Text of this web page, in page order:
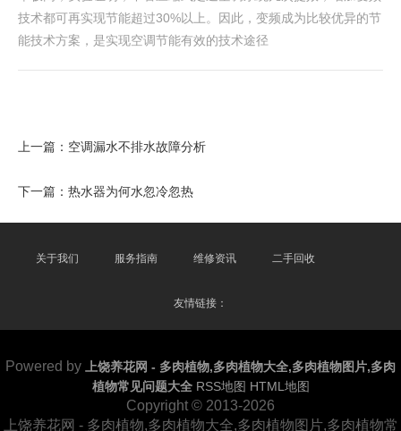
技术都可再实现节能超过30%以上。因此，变频成为比较优异的节
能技术方案，是实现空调节能有效的技术途径
上一篇： 空调漏水不排水故障分析
下一篇： 热水器为何水忽冷忽热
关于我们 服务指南 维修资讯 二手回收
友情链接：
Powered by
上饶养花网 - 多肉植物,多肉植物大全,多肉植物图片,多肉
植物常见问题大全 RSS地图 HTML地图
Copyright © 2013-2026
上饶养花网 - 多肉植物,多肉植物大全,多肉植物图片,多肉植物常